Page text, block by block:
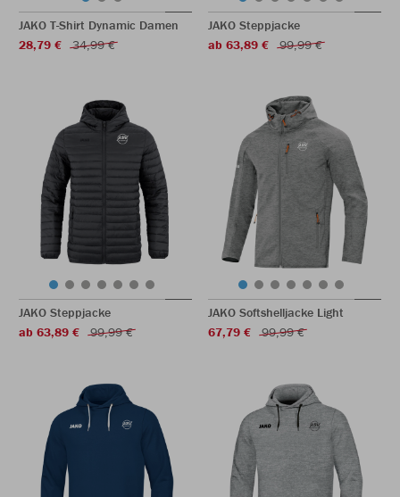
JAKO T-Shirt Dynamic Damen
28,79 €
34,99 €
JAKO Steppjacke
ab 63,89 €
99,99 €
JAKO Steppjacke
ab 63,89 €
99,99 €
JAKO Softshelljacke Light
67,79 €
99,99 €